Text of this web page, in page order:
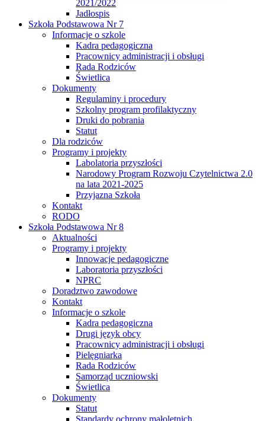
2021/2022
Jadłospis
Szkoła Podstawowa Nr 7
Informacje o szkole
Kadra pedagogiczna
Pracownicy administracji i obsługi
Rada Rodziców
Świetlica
Dokumenty
Regulaminy i procedury
Szkolny program profilaktyczny
Druki do pobrania
Statut
Dla rodziców
Programy i projekty
Labolatoria przyszłości
Narodowy Program Rozwoju Czytelnictwa 2.0
na lata 2021-2025
Przyjazna Szkoła
Kontakt
RODO
Szkoła Podstawowa Nr 8
Aktualności
Programy i projekty
Innowacje pedagogiczne
Laboratoria przyszłości
NPRC
Doradztwo zawodowe
Kontakt
Informacje o szkole
Kadra pedagogiczna
Drugi język obcy
Pracownicy administracji i obsługi
Pielęgniarka
Rada Rodziców
Samorząd uczniowski
Świetlica
Dokumenty
Statut
Standardy ochrony małoletnich.